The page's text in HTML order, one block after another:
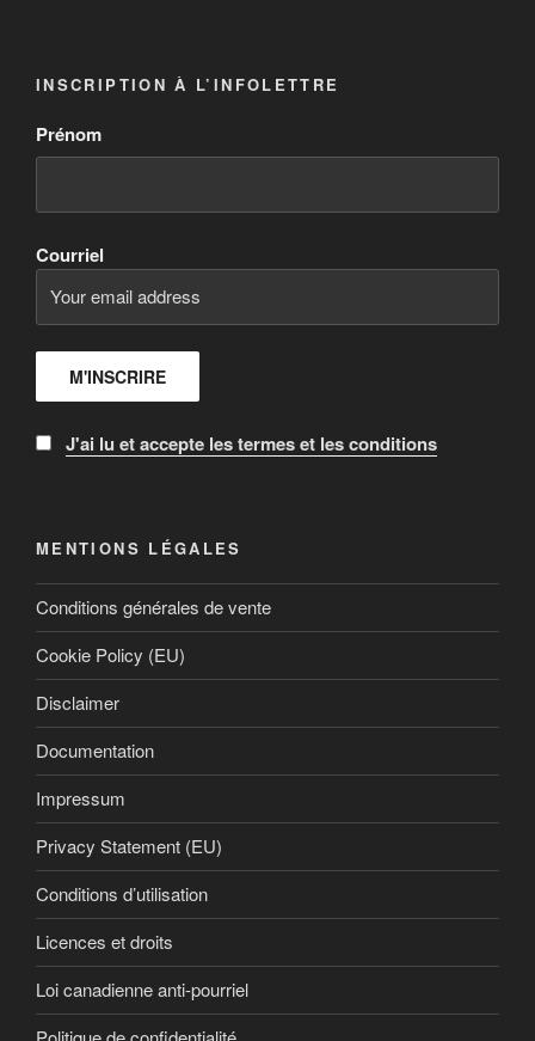
INSCRIPTION À L’INFOLETTRE
Prénom
Courriel
J'ai lu et accepte les termes et les conditions
MENTIONS LÉGALES
Conditions générales de vente
Cookie Policy (EU)
Disclaimer
Documentation
Impressum
Privacy Statement (EU)
Conditions d’utilisation
Licences et droits
Loi canadienne anti-pourriel